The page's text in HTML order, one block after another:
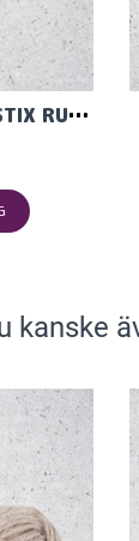
RUNDSTICKOR SMARTSTIX RUND. 80CM
kanske